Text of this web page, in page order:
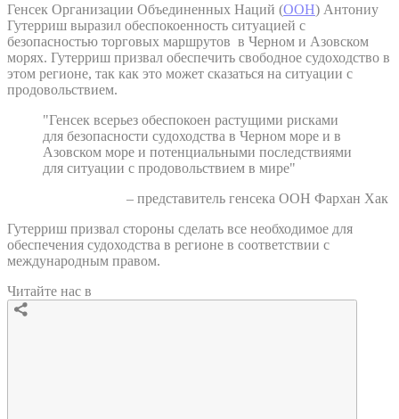
Генсек Организации Объединенных Наций (ООН) Антониу
Гутерриш выразил обеспокоенность ситуацией с
безопасностью торговых маршрутов в Черном и Азовском
морях. Гутерриш призвал обеспечить свободное судоходство в
этом регионе, так как это может сказаться на ситуации с
продовольствием.
"Генсек всерьез обеспокоен растущими рисками
для безопасности судоходства в Черном море и в
Азовском море и потенциальными последствиями
для ситуации с продовольствием в мире"
– представитель генсека ООН Фархан Хак
Гутерриш призвал стороны сделать все необходимое для
обеспечения судоходства в регионе в соответствии с
международным правом.
Читайте нас в